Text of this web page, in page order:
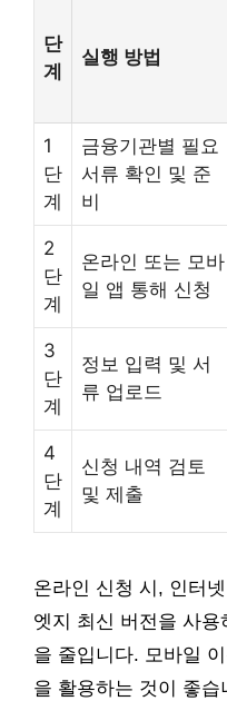
단
계
실행 방법
1
단
계
금융기관별 필요
서류 확인 및 준
비
2
단
계
온라인 또는 모바
일 앱 통해 신청
3
단
계
정보 입력 및 서
류 업로드
4
단
계
신청 내역 검토
및 제출
온라인 신청 시, 인터
엣지 최신 버전을 사
을 줄입니다. 모바일
을 활용하는 것이 좋습